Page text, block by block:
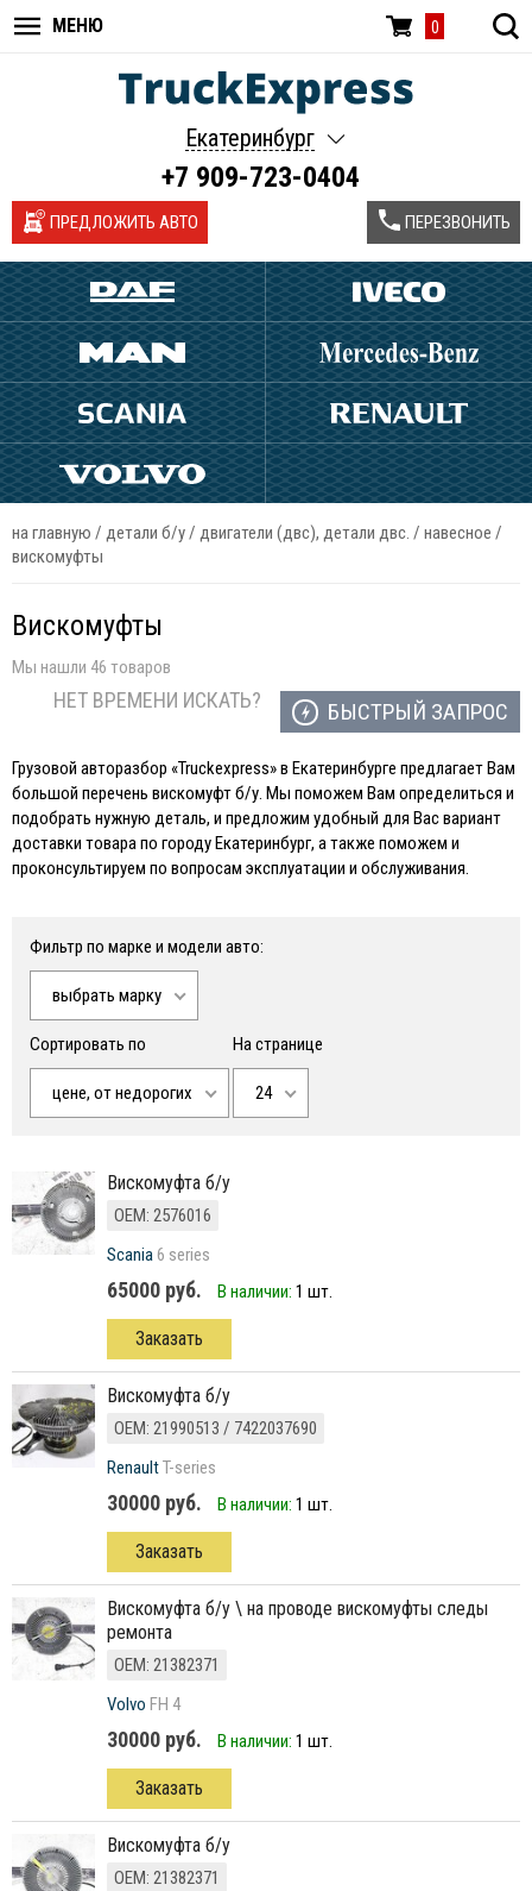
МЕНЮ 0
Екатеринбург
+7 909-723-0404
ПРЕДЛОЖИТЬ АВТО
на главную / детали б/у/ двигатели (двс), детали двс. / навесное /
вискомуфты
Вискомуфты
Мы нашли 46 товаров
НЕТ ВРЕМЕНИ ИСКАТЬ? БЫСТРЫЙ ЗАПРОС
Грузовой авторазбор «Truckexpress» в Екатеринбурге предлагает Вам
большой перечень вискомуфт б/у. Мы поможем Вам определиться и
подобрать нужную деталь, и предложим удобный для Вас вариант
доставки товара по городу Екатеринбург, а также поможем и
проконсультируем по вопросам эксплуатации и обслуживания.
Фильтр по марке и модели авто:
выбрать марку
Сортировать по
цене, от недорогих
На странице
24
Вискомуфта б/у
ОЕМ: 2576016
Scania6 series
65000 руб. В наличии: 1 шт.
Заказать
вискомуфта б/у
ОЕМ: 21990513 / 7422037690
RenaultT-series
30000 руб. В наличии: 1 шт.
Заказать
вискомуфта б/у \ на проводе вискомуфты следы
ремонта
ОЕМ: 21382371
Volvo FH 4
30000 руб. В наличии: 1 шт.
Заказать
вискомуфта б/у
ОЕМ: 21382371